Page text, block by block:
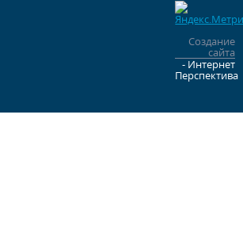
Создание
сайта
- Интернет
Перспектива